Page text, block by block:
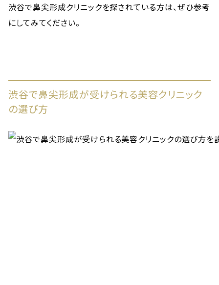
渋谷で鼻尖形成クリニックを探されている方は、ぜひ参考
にしてみてください。
渋谷で鼻尖形成が受けられる美容クリニック
の選び方